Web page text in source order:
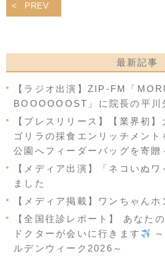
PREV
最新記事
【ラジオ出演】ZIP-FM「
BOOOOOOST」に院長の平川
【プレスリリース】【業界初
ゴリラの採食エンリッチメン
公園へフィーダーバッグを寄贈
【メディア出演】「ネコいぬ
ました
【メディア掲載】ワンちゃん
【全国往診レポート】 あなた
ドクターが会いに行きます
ルデンウィーク2026～